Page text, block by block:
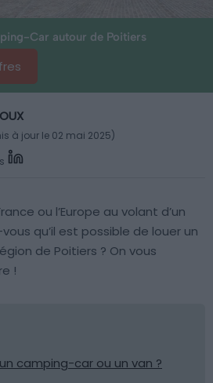
Car autour de Poitiers
à jour le 02 mai 2025)
ou l’Europe au volant d’un
qu’il est possible de louer un
de Poitiers ? On vous
!
camping-car ou un van ?